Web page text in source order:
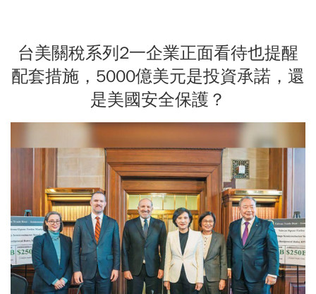
台美關稅系列2一企業正面看待也提醒
配套措施，5000億美元是投資承諾，還
是美國安全保護？